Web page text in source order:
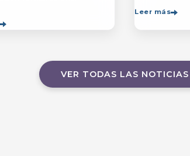
el&nbsp;
Contraloría
Leer más
VER TODAS LAS NOTICIAS